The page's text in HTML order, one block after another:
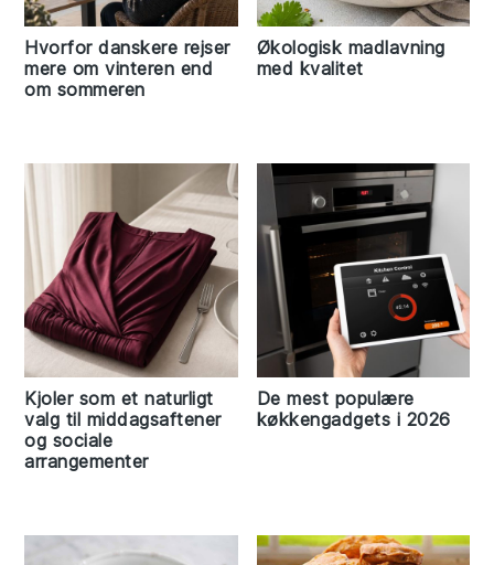
Hvorfor danskere rejser
mere om vinteren end
om sommeren
Økologisk madlavning
med kvalitet
Kjoler som et naturligt
valg til middagsaftener
og sociale
arrangementer
De mest populære
køkkengadgets i 2026